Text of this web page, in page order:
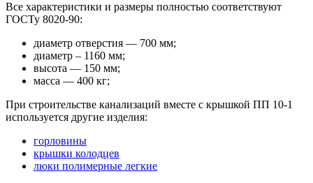
Все характеристики и размеры полностью соответствуют
ГОСТу 8020-90:
диаметр отверстия — 700 мм;
диаметр – 1160 мм;
высота — 150 мм;
масса — 400 кг;
При строительстве канализаций вместе с крышкой ПП 10-1
используется другие изделия:
горловины
крышки колодцев
люки полимерные легкие